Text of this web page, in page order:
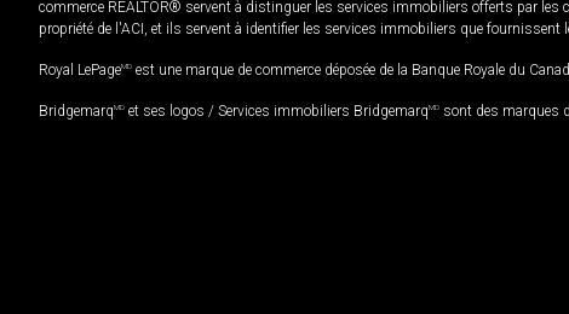
commerce REALTOR® servent à distinguer les services immobiliers offerts par
propriété de l'ACI, et ils servent à identifier les services immobiliers que fournissent
Royal LePageMD est une marque de commerce déposée de la Banque Royale du
BridgemarqMD et ses logos / Services immobiliers BridgemarqMD sont des marques